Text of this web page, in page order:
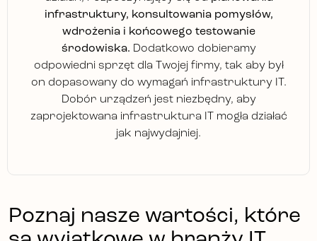
infrastruktury, konsultowania pomysłów,
wdrożenia i końcowego testowanie
środowiska. Dodatkowo dobieramy
odpowiedni sprzęt dla Twojej firmy, tak aby był
on dopasowany do wymagań infrastruktury IT.
Dobór urządzeń jest niezbędny, aby
zaprojektowana infrastruktura IT mogła działać
jak najwydajniej.
Poznaj nasze wartości, które